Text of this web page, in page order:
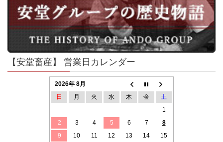
【安堂畜産】 営業日カレンダー
2026年 8月
日
月 火 水 木 金
土
1
2
3 4 5 6 7
8
9
10 11 12 13 14
15